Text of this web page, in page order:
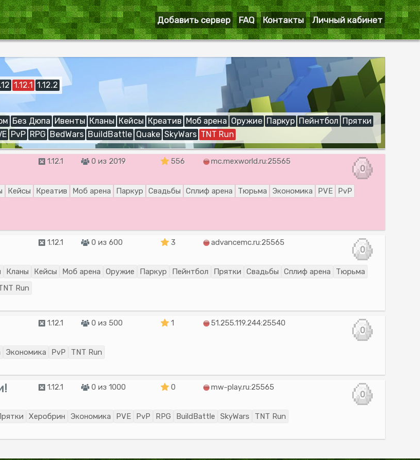
Добавить сервер FAQ Контакты Личный кабинет
1.12.1 1.12.2
Без Дюпа Ивенты Кланы Кейсы Креатив Моб арена Оружие Паркур Пейнтбол Прятки
PvP RPG BedWars BuildBattle Quake SkyWars TNT Run
1.12.1 0 из 2019 556 mc.mexworld.ru:25565
0
Кейсы Креатив Моб арена Паркур Свадьбы Сплиф арена Тюрьма Экономика PVE
PvP
1.12.1 0 из 600 3 advancemc.ru:25565
0
Кланы Кейсы Моб арена Оружие Паркур Пейнтбол Прятки Свадьбы Сплиф арена
Тюрьма
Run
1.12.1 0 из 500 1 51.255.119.244:25540
0
Экономика PvP TNT Run
1.12.1 0 из 1000 0 mw-play.ru:25565
0
Херобрин Экономика PVE PvP RPG BuildBattle SkyWars TNT Run